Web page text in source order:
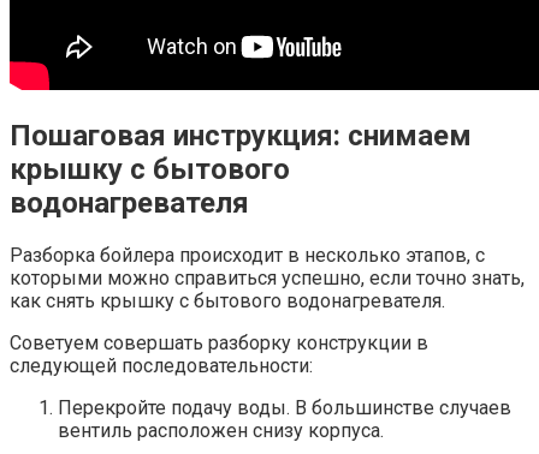
Пошаговая инструкция: снимаем
крышку с бытового
водонагревателя
Разборка бойлера происходит в несколько этапов, с
которыми можно справиться успешно, если точно знать,
как снять крышку с бытового водонагревателя.
Советуем совершать разборку конструкции в
следующей последовательности:
Перекройте подачу воды. В большинстве случаев
вентиль расположен снизу корпуса.